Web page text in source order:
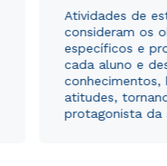
Atividades de
consideram os
específicos e
cada aluno e
conhecimentos,
atitudes,
protagonista da